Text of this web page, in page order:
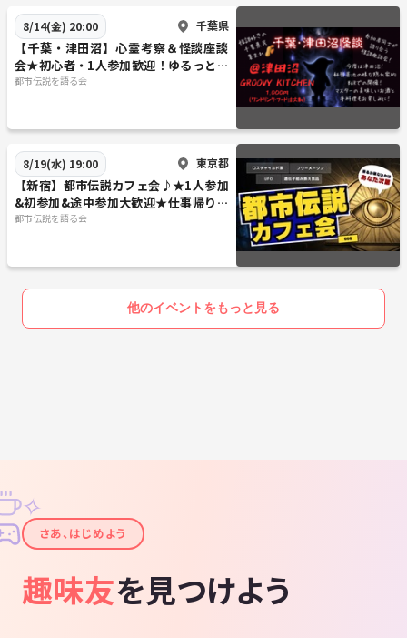
密、432hzと440hz、三種の神器、アコースティックキティー、偽造ブラ
ンド、回転寿司、電流戦争、スマートドラッグ、コールドスリープ、ア
トランティスとムー大陸、ゴールデンレコード、シュミレーション仮
説、r/place、上級国民、宇宙旅行に行けなくなる日、EMP、ネフィリ
ム、ハイヤーセルフ、北センチネル島、ソーラーワーデン、SSP、Qア
ノン、予測プログラミング、獣の刻印、トゥーレ協会、ブリル協会、マ
リア・オルシック、SETI、ムーンショット目標、マカバとバジュラ、コ
ペンハーゲン解釈、シュレディンガーの猫、二重スリット実験、遅延選
択実験、グラトニ図形、5G、超ひも理論、ハイジャンプ作戦、アルテミ
ス計画、ペガサス計画、脳量子理論、重力波望遠鏡、事象の地平面、ジ
ャンプルーム、竹内文書、出口王仁三郎、ビル&メリンダゲイツ財団、
アドレノクロム、テラフォーミング、カルダシェフスケール、ダイソン
球、常温核融合技術、SCP財団、フラワーオブライフ、ゼロ磁場、ジオ
マグネティクリバーサル、明晰夢、プラウト主義経済、オウムアムア、
ホピ族の予言、人工電離層計画、外交問題評議会、MKウルトラ計画、M
資金、MJ12、三極委員会、TR3B、300人委員会、911同時多発テロ事
件、スカル・アンド・ボーンズ、王立国際問題研究所、世界銀行、バイ
ッダブロ集合、アレイスター・クローリー、黄金の夜明け団、薔薇十字
団、神智学、ヘレナ・ペトロヴナ・ブラヴァツキー、黄金比、日本航空
123便事件、フィボナッチ数列、ピタゴラス、エメラルドタブレット、
ウェーバー、龍鳳文字、ユニバーサルマイクロスコープ、ハノーヴァー
家、シェルバーン一族、国連宇宙局、3S政策、ロスアラモス国立研究所
8/14(金) 20:00 千葉県
【千葉・津田沼】心霊考察＆怪談座談
会★初心者・1人参加歓迎！ゆるっと不
思議を語る夏の夜♪
都市伝説を語る会
8/19(水) 19:00 東京都
【新宿】都市伝説カフェ会♪★1人参加
&初参加&途中参加大歓迎★仕事帰りに
楽しいご縁を♪毎回満員御礼★出会い
都市伝説を語る会
他のイベントをもっと見る
✦
✧
さあ、はじめよう
趣味友を見つけよう